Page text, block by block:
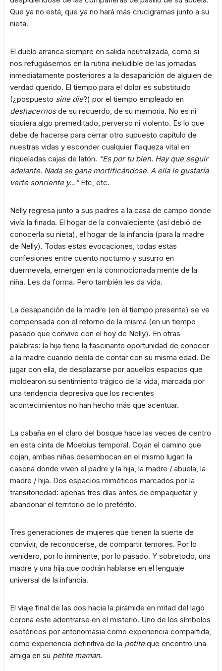
Que ya no está, que ya no hará más crucigramas junto a su
nieta.
El duelo arranca siempre en salida neutralizada, como si
nos refugiásemos en la rutina ineludible de las jornadas
inmediatamente posteriores a la desaparición de alguien de
verdad querido. El tiempo para el dolor es substituido
(¿pospuesto sine die?) por el tiempo empleado en
deshacernosde su recuerdo, de su memoria. No es ni
siquiera algo premeditado, perverso ni violento. Es lo que
debe de hacerse para cerrar otro supuesto capítulo de
nuestras vidas y esconder cualquier flaqueza vital en
niqueladas cajas de latón. “Es por tu bien. Hay que seguir
adelante. Nada se gana mortificándose. A ella le gustaría
verte sonriente y…”Etc, etc.
Nelly regresa junto a sus padres a la casa de campo donde
vivía la finada. El hogar de la convaleciente (así debió de
conocerla su nieta), el hogar de la infancia (para la madre
de Nelly). Todas estas evocaciones, todas estas
confesiones entre cuento nocturno y susurro en
duermevela, emergen en la conmocionada mente de la
niña. Les da forma. Pero también les da vida.
La desaparición de la madre (en el tiempo presente) se ve
compensada con el retorno de la misma (en un tiempo
pasado que convive con el hoy de Nelly). En otras
palabras: la hija tiene la fascinante oportunidad de conocer
a la madre cuando debía de contar con su misma edad. De
jugar con ella, de desplazarse por aquellos espacios que
moldearon su sentimiento trágico de la vida, marcada por
una tendencia depresiva que los recientes
acontecimientos no han hecho más que acentuar.
La cabaña en el claro del bosque hace las veces de centro
en esta cinta de Moebius temporal. Cojan el camino que
cojan, ambas niñas desembocan en el mismo lugar: la
casona donde viven el padre y la hija, la madre / abuela, la
madre / hija. Dos espacios miméticos marcados por la
transitoriedad: apenas tres días antes de empaquetar y
abandonar el territorio de lo pretérito.
Tres generaciones de mujeres que tienen la suerte de
convivir, de reconocerse, de compartir temores. Por lo
venidero, por lo inminente, por lo pasado. Y sobretodo, una
madre y una hija que podrán hablarse en el lenguaje
universal de la infancia.
El viaje final de las dos hacia la pirámide en mitad del lago
corona este adentrarse en el misterio. Uno de los símbolos
esotéricos por antonomasia como experiencia compartida,
como experiencia definitiva de la petiteque encontró una
amiga en su petite maman.